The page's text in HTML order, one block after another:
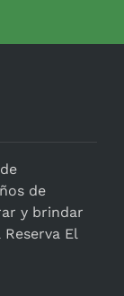
de
y brindar
El